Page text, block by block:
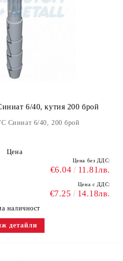
6/40, кутия 200 брой
Синиат 6/40, 200 брой
Цена
Цена без ДДС:
€6.04 11.81лв.
Цена с ДДС:
€7.25 14.18лв.
наличност
детайли